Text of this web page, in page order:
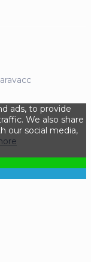
ads, to provide
We also share
our social media,